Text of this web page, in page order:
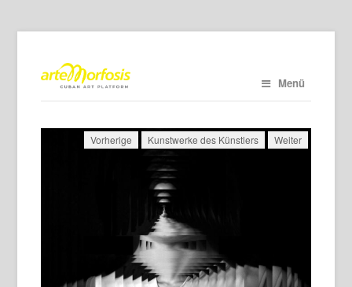
Menü
Vorherige Kunstwerke des Künstlers Weiter